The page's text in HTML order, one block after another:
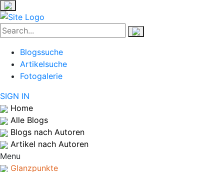
Blogssuche
Artikelsuche
Fotogalerie
SIGN IN
Home
Alle Blogs
Blogs nach Autoren
Artikel nach Autoren
Menu
Glanzpunkte